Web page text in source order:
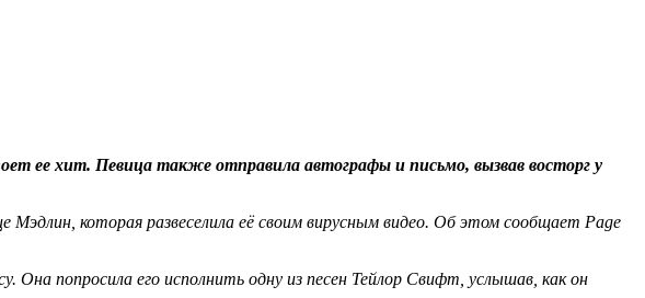
ее хит. Певица также отправила автографы и письмо, вызвав восторг у
которая развеселила её своим вирусным видео. Об этом сообщает Page
Она попросила его исполнить одну из песен Тейлор Свифт, услышав, как он